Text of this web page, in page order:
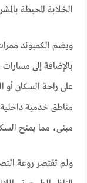
الخلابة المحيطة
ويضم الكمبوند
بالإضافة إلى
على راحة السكان
مبنى، مما يمنح
ولم تقتصر روعة